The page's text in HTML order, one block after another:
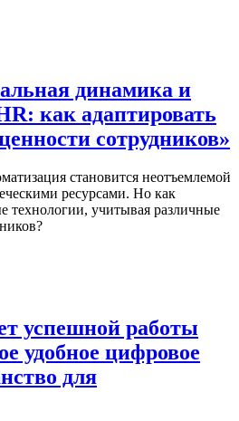
динамика и
как адаптировать
сотрудников»
становится неотъемлемой
ресурсами. Но как
технологии, учитывая различные
успешной работы
удобное цифровое
для